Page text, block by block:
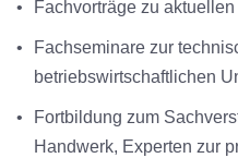
• Fachvorträge zu
•
Fachseminare zur
betriebswirtschaftlichen
•
Fortbildung zum
Handwerk, Experten zur